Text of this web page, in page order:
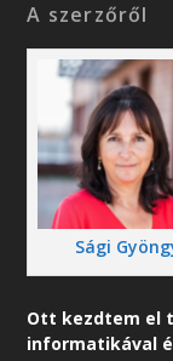
A szerzőről
Sági
Ott kezdtem el
informatikával